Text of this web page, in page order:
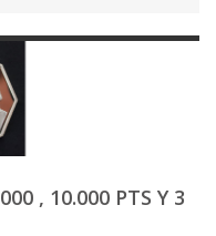
, 10.000 PTS Y 3